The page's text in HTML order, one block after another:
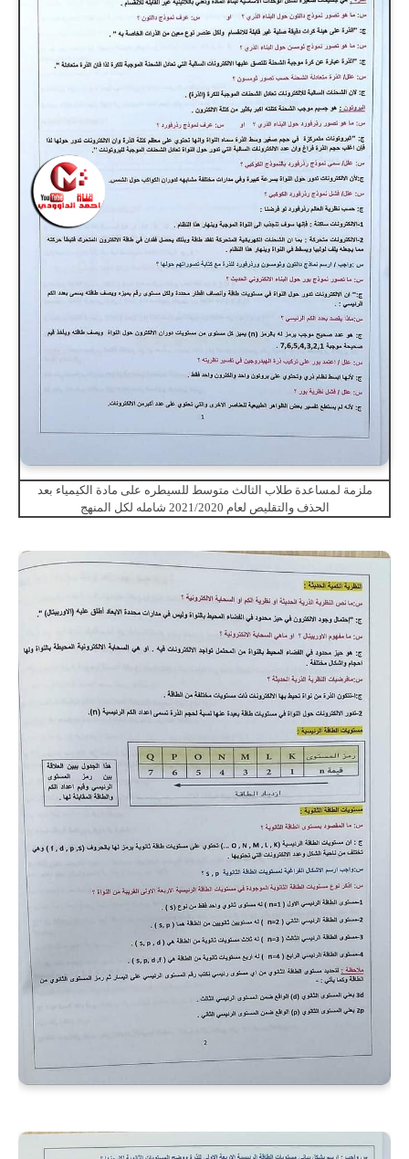
ملزمة لمساعدة طلاب الثالث متوسط للسيطره على مادة الكيمياء بعد
الحذف والتقليص لعام 2021/2020 شامله لكل المنهج